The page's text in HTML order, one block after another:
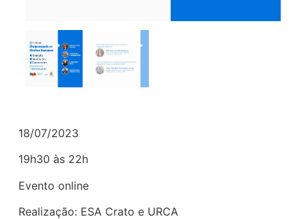
18/07/2023
19h30 às 22h
Evento online
Realização: ESA Crato e URCA